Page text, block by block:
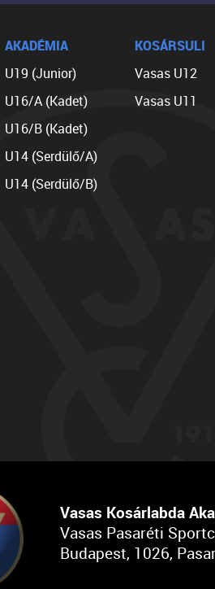
AKADÉMIA
U19 (Junior)
U16/A (Kadet)
U16/B (Kadet)
U14 (Serdülő/A)
U14 (Serdülő/B)
KOSÁRSULI
Vasas U12
Vasas U11
Vasas Kosárlabda
Vasas Pasaréti
Budapest, 1026,